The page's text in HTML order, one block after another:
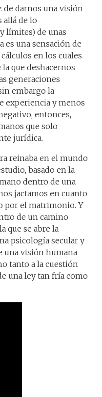
de darnos una visión
allá de lo
límites) de unas
es una sensación de
en los cuales
que deshacernos
generaciones
embargo la
experiencia y menos
entonces,
que solo
jurídica.
reinaba en el mundo
basado en la
dentro de una
jactamos en cuanto
por el matrimonio. Y
de un camino
que se abre la
psicología secular y
una visión humana
tanto a la cuestión
una ley tan fría como